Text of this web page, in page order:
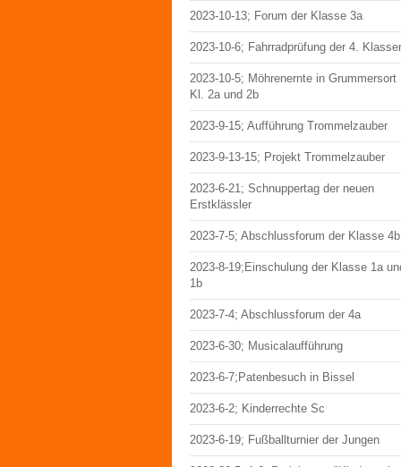
2023-10-13; Forum der Klasse 3a
2023-10-6; Fahrradprüfung der 4.
2023-10-5; Möhrenernte in Grummersort
Kl. 2a und 2b
2023-9-15; Aufführung Trommelzauber
2023-9-13-15; Projekt Trommelzauber
2023-6-21; Schnuppertag der neuen
Erstklässler
2023-7-5; Abschlussforum der Klasse 4b
2023-8-19;Einschulung der Klasse 1a
1b
2023-7-4; Abschlussforum der 4a
2023-6-30; Musicalaufführung
2023-6-7;Patenbesuch in Bissel
2023-6-2; Kinderrechte Sc
2023-6-19; Fußballturnier der Jungen